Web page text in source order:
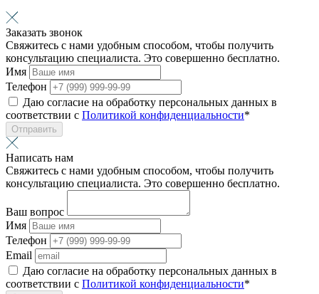
Заказать звонок
Свяжитесь с нами удобным способом, чтобы получить
консультацию специалиста. Это совершенно бесплатно.
Имя
Телефон
Даю согласие на обработку персональных данных в
соответствии с Политикой конфиденциальности*
Отправить
Написать нам
Свяжитесь с нами удобным способом, чтобы получить
консультацию специалиста. Это совершенно бесплатно.
Ваш вопрос
Имя
Телефон
Email
Даю согласие на обработку персональных данных в
соответствии с Политикой конфиденциальности*